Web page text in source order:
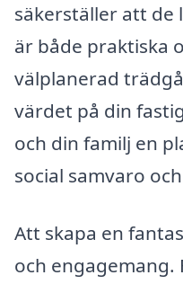
säkerställer att de
är både praktiska
välplanerad
värdet på din
och din familj en
social samvaro
Att skapa en
och engagemang.